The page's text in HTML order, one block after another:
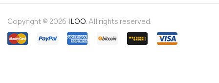
Copyright © 2026 ILOO. All rights reserved.